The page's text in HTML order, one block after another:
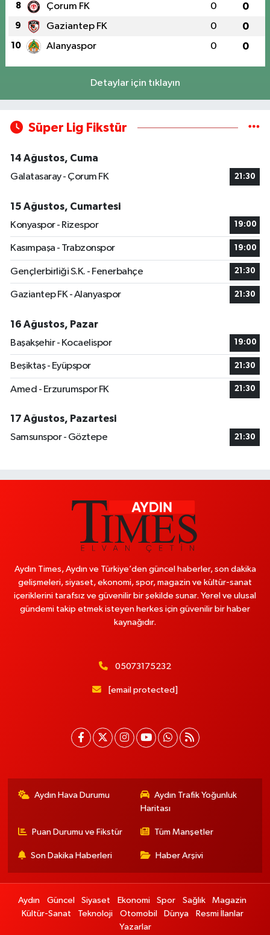
8 Çorum FK 0 0
9 Gaziantep FK 0 0
10 Alanyaspor 0 0
Detaylar için tıklayın
Süper Lig Fikstür
14 Ağustos, Cuma
Galatasaray - Çorum FK
21:30
15 Ağustos, Cumartesi
Konyaspor - Rizespor
19:00
Kasımpaşa - Trabzonspor 19:00
Gençlerbirliği S.K. - Fenerbahçe 21:30
Gaziantep FK - Alanyaspor 21:30
16 Ağustos, Pazar
Başakşehir - Kocaelispor
19:00
Beşiktaş - Eyüpspor 21:30
Amed - Erzurumspor FK 21:30
17 Ağustos, Pazartesi
Samsunspor - Göztepe
21:30
Aydın Times, Aydın ve Türkiye’den güncel haberler, son dakika
gelişmeleri, siyaset, ekonomi, spor, magazin ve kültür-sanat
içeriklerini tarafsız ve güvenilir bir şekilde sunar. Yerel ve ulusal
gündemi takip etmek isteyen herkes için güvenilir bir haber
kaynağıdır.
05073175232
[email protected]
Aydın Hava Durumu
Aydın Trafik Yoğunluk
Haritası
Puan Durumu ve Fikstür Tüm Manşetler
Son Dakika Haberleri Haber Arşivi
Aydın Güncel Siyaset Ekonomi Spor Sağlık
Magazin
Kültür-Sanat
Teknoloji Otomobil Dünya
Resmi İlanlar
Yazarlar